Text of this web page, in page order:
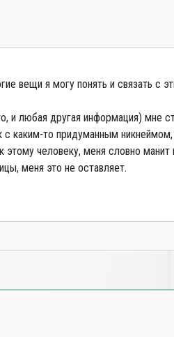
вещи я могу понять и связать с
и любая другая информация) мне
каким-то придуманным
этому человеку, меня словно
меня это не оставляет.